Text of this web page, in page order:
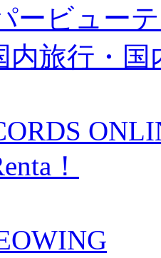
ービュー
内旅行・
！